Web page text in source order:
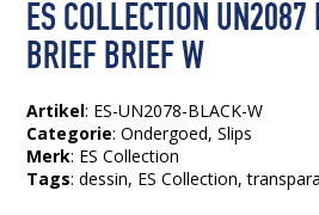
ES COLLECTION UN2087
BRIEF BRIEF W
Artikel: ES-UN2078-BLACK-W
Categorie:Ondergoed,Slips
Merk: ES Collection
Tags:dessin, ES Collection,